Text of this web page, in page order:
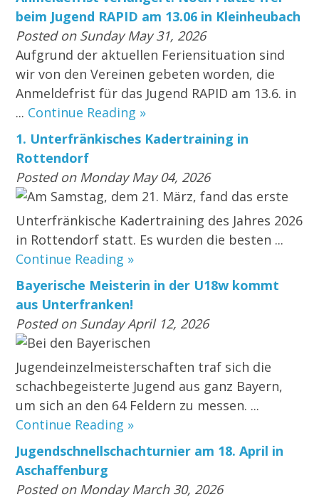
beim Jugend RAPID am 13.06 in Kleinheubach
Posted on Sunday May 31, 2026
Aufgrund der aktuellen Feriensituation sind
wir von den Vereinen gebeten worden, die
Anmeldefrist für das Jugend RAPID am 13.6. in
... Continue Reading »
1. Unterfränkisches Kadertraining in
Rottendorf
Posted on Monday May 04, 2026
Am Samstag, dem 21. März, fand das erste
Unterfränkische Kadertraining des Jahres 2026
in Rottendorf statt. Es wurden die besten ...
Continue Reading »
Bayerische Meisterin in der U18w kommt
aus Unterfranken!
Posted on Sunday April 12, 2026
Bei den Bayerischen
Jugendeinzelmeisterschaften traf sich die
schachbegeisterte Jugend aus ganz Bayern,
um sich an den 64 Feldern zu messen. ...
Continue Reading »
Jugendschnellschachturnier am 18. April in
Aschaffenburg
Posted on Monday March 30, 2026